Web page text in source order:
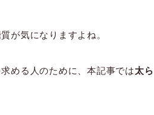
が気になりますよね。
める人のために、本記事では太ら